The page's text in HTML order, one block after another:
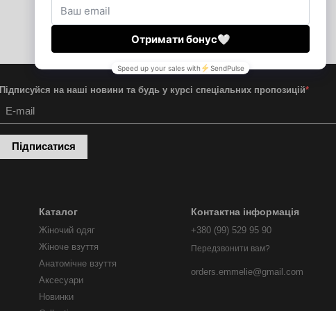
Підписуйся на наші новини та будь у курсі спеціальних пропозицій*
Підписатися
Каталог
Жіночий одяг
Жіноче взуття
Анатомічне взуття
Аксесуари
Новинки
Контактна інформація
+380 (99) 529 95 90
Передзвонити вам?
orders.emmelie@gmail.com